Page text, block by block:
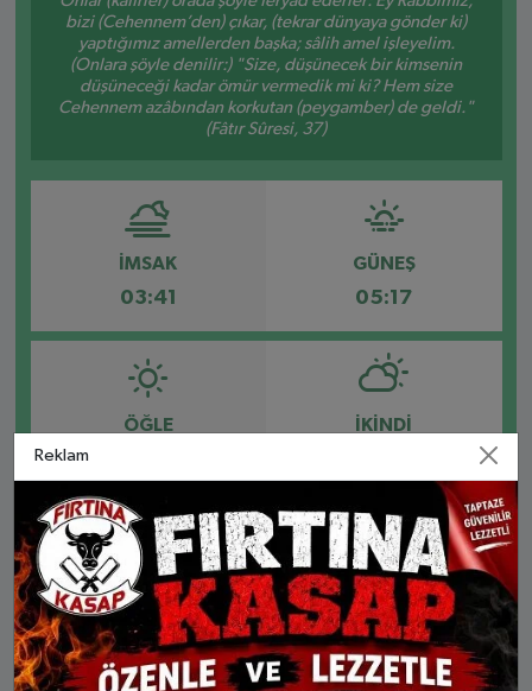
bizi (Cehennem’den) çıkar, (tekrar dünyaya gönder ki)
yaptığımız amellerden başka; sâlih amel işleyelim.
(Onlara şöyle denilir:) "Size, düşünecek bir kimsenin
düşüneceği kadar ömür vermedik mi ki? Hem size
Cehennem azâbından korkutan (peygamber) de geldi."
(Fâtır Sûresi, 37)
İMSAK
03:41
GÜNEŞ
05:17
ÖĞLE İKINDI
AKŞAM
19:30
YATSI
20:59
Reklam